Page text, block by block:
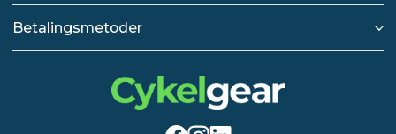
Betalingsmetoder